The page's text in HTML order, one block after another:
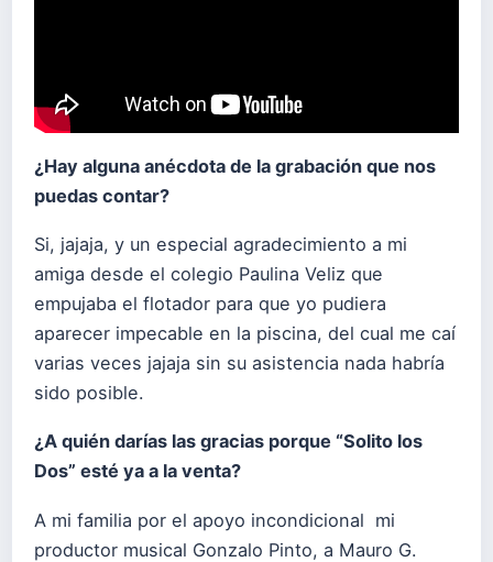
¿Hay alguna anécdota de la grabación que nos
puedas contar?
Si, jajaja, y un especial agradecimiento a mi
amiga desde el colegio Paulina Veliz que
empujaba el flotador para que yo pudiera
aparecer impecable en la piscina, del cual me caí
varias veces jajaja sin su asistencia nada habría
sido posible.
¿A quién darías las gracias porque “Solito los
Dos” esté ya a la venta?
A mi familia por el apoyo incondicional mi
productor musical Gonzalo Pinto, a Mauro G.